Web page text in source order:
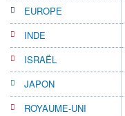
EUROPE
INDE
ISRAËL
JAPON
ROYAUME-UNI